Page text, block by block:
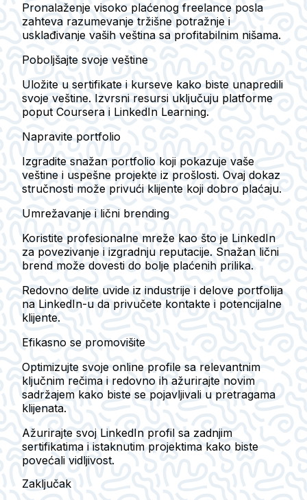
Pronalaženje visoko plaćenog freelance posla
zahteva razumevanje tržišne potražnje i
usklađivanje vaših veština sa profitabilnim nišama.
Poboljšajte svoje veštine
Uložite u sertifikate i kurseve kako biste unapredili
svoje veštine. Izvrsni resursi uključuju platforme
poput Coursera i LinkedIn Learning.
Napravite portfolio
Izgradite snažan portfolio koji pokazuje vaše
veštine i uspešne projekte iz prošlosti. Ovaj dokaz
stručnosti može privući klijente koji dobro plaćaju.
Umrežavanje i lični brending
Koristite profesionalne mreže kao što je LinkedIn
za povezivanje i izgradnju reputacije. Snažan lični
brend može dovesti do bolje plaćenih prilika.
Redovno delite uvide iz industrije i delove portfolija
na LinkedIn-u da privučete kontakte i potencijalne
klijente.
Efikasno se promovišite
Optimizujte svoje online profile sa relevantnim
ključnim rečima i redovno ih ažurirajte novim
sadržajem kako biste se pojavljivali u pretragama
klijenata.
Ažurirajte svoj LinkedIn profil sa zadnjim
sertifikatima i istaknutim projektima kako biste
povećali vidljivost.
Zaključak